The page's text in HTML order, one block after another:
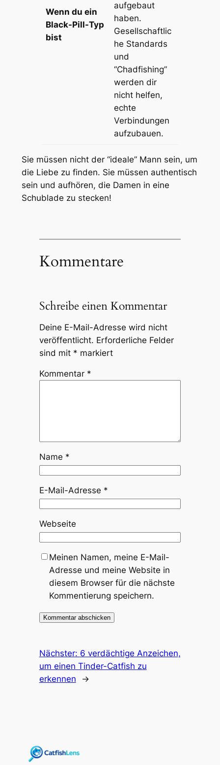
Wenn du ein
Black-Pill-Typ
bist
aufgebaut
haben.
Gesellschaftlic
he Standards
und
“Chadfishing”
werden dir
nicht helfen,
echte
Verbindungen
aufzubauen.
Sie müssen nicht der “ideale” Mann sein, um
die Liebe zu finden. Sie müssen authentisch
sein und aufhören, die Damen in eine
Schublade zu stecken!
Kommentare
Schreibe einen Kommentar
Deine E-Mail-Adresse wird nicht
veröffentlicht. Erforderliche Felder
sind mit * markiert
Kommentar *
Name *
E-Mail-Adresse *
Webseite
Meinen Namen, meine E-Mail-
Adresse und meine Website in
diesem Browser für die nächste
Kommentierung speichern.
Nächster: 6 verdächtige Anzeichen,
um einen Tinder-Catfish zu
erkennen
→